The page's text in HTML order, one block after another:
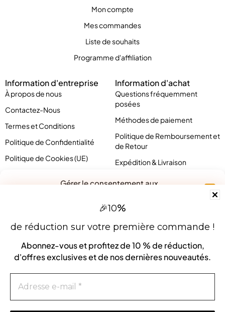
Gérer le consentement aux
telles que les cookies pour stocker et/ou accéder aux informations des
appareils. Le fait de consentir à ces technologies nous permettra de
traiter des données telles que le comportement de navigation ou les ID
uniques sur ce site. Le fait de ne pas consentir ou de retirer son
consentement peut avoir un effet négatif sur certaines caractéristiques
Accepter
Mon compte
Mes commandes
Liste de souhaits
Programme d'affiliation
Information d'entreprise
À propos de nous
Contactez-Nous
Termes et Conditions
Politique de Confidentialité
Politique de Cookies (UE)
Information d'achat
Questions fréquemment
posées
Méthodes de paiement
Politique de Remboursement et
de Retour
Expédition & Livraison
🎉10%
de réduction sur votre première commande !
Abonnez-vous et profitez de10 % de réduction,
d'offres exclusives et de nos dernières nouveautés.